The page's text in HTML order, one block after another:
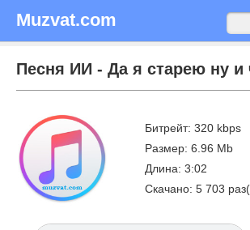
Muzvat.com
Песня ИИ - Да я старею ну и
Битрейт: 320 kbps
Размер: 6.96 Mb
Длина: 3:02
Скачано: 5 703